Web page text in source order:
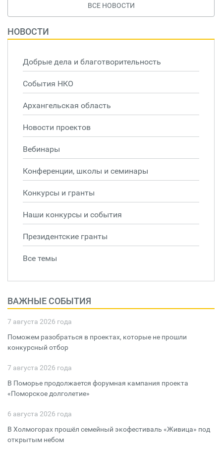
ВСЕ НОВОСТИ
НОВОСТИ
Добрые дела и благотворительность
События НКО
Архангельская область
Новости проектов
Вебинары
Конференции, школы и семинары
Конкурсы и гранты
Наши конкурсы и события
Президентские гранты
Все темы
ВАЖНЫЕ СОБЫТИЯ
7 августа 2026 года
Поможем разобраться в проектах, которые не прошли
конкурсный отбор
7 августа 2026 года
В Поморье продолжается форумная кампания проекта
«Поморское долголетие»
6 августа 2026 года
В Холмогорах прошёл семейный экофестиваль «Живица» под
открытым небом